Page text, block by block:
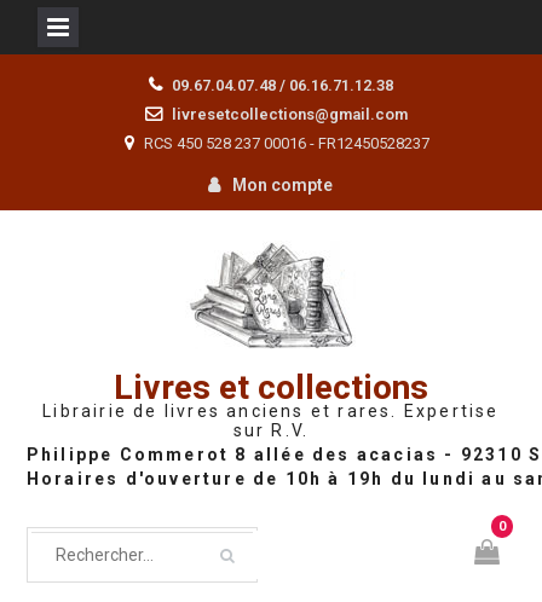
09.67.04.07.48 / 06.16.71.12.38
livresetcollections@gmail.com
RCS 450 528 237 00016 - FR12450528237
Mon compte
Livres et collections
Librairie de livres anciens et rares. Expertise
sur R.V.
0